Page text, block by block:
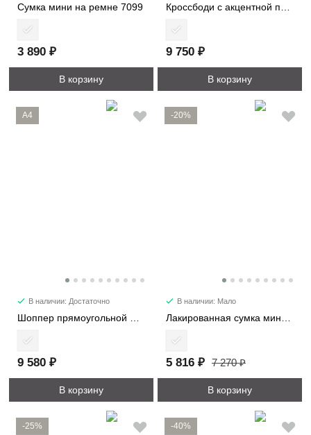
Сумка мини на ремне 7099
3 890 ₽
В корзину
9 750 ₽
В корзину
A4
В наличии: Достаточно
Шоппер прямоугольной формы 1192
9 580 ₽
В корзину
-20%
В наличии: Мало
Лакированная сумка мини 28514-1
5 816 ₽ 7 270 ₽
В корзину
-25% -40%